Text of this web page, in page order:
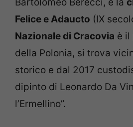
Bartolomeo Berecci, e la
Felice e Adaucto (IX
Nazionale di Cracovia è il
della Polonia, si trova
storico e dal 2017
dipinto di Leonardo Da
l’Ermellino”.